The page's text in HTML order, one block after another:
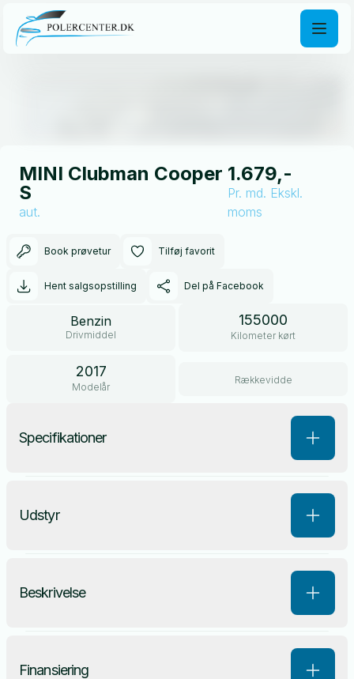
MINI Clubman Cooper
S
aut.
1.679,-
Pr. md. Ekskl.
moms
Book prøvetur Tilføj favorit
Hent salgsopstilling Del på Facebook
Benzin
Drivmiddel
155000
Kilometer kørt
2017
Modelår
Rækkevidde
Specifikationer
Udstyr
Beskrivelse
Finansiering